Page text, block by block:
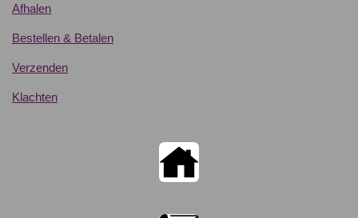
Afhalen
Bestellen & Betalen
Verzenden
Klachten